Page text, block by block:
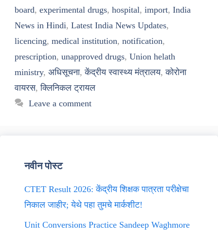
board, experimental drugs, hospital, import, India
News in Hindi, Latest India News Updates,
licencing, medical institution, notification,
prescription, unapproved drugs, Union helath
ministry, अधिसूचना,केंद्रीय स्वास्थ्य मंत्रालय,कोरोना
वायरस,क्लिनिकल ट्रायल
Leave a comment
नवीन पोस्ट
CTET Result 2026: केंद्रीय शिक्षक पात्रता परीक्षेचा
निकाल जाहीर; येथे पहा तुमचे मार्कशीट!
Unit Conversions Practice Sandeep Waghmore